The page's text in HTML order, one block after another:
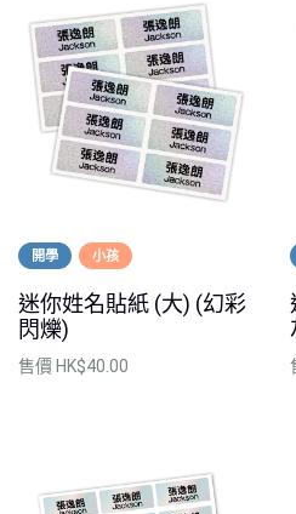
開學 小孩
迷你姓名貼紙 (大) (幻彩
閃爍)
售價 HK$40.00